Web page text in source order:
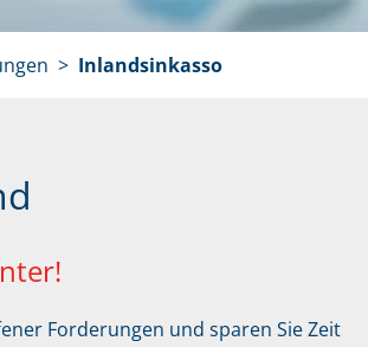
Inlandsinkasso
Forderungen und sparen Sie Zeit